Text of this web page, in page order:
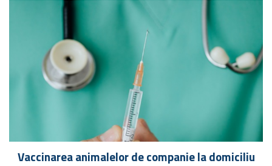
Vaccinarea animalelor de companie la domiciliu